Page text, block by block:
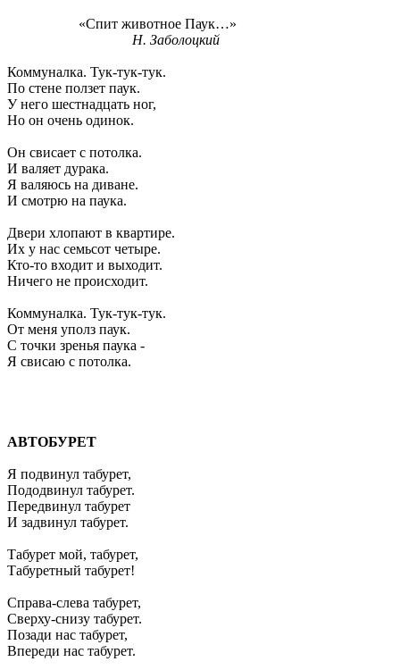
«Спит животное Паук…»
Н. Заболоцкий
Коммуналка. Тук-тук-тук.
По стене ползет паук.
У него шестнадцать ног,
Но он очень одинок.
Он свисает с потолка.
И валяет дурака.
Я валяюсь на диване.
И смотрю на паука.
Двери хлопают в квартире.
Их у нас семьсот четыре.
Кто-то входит и выходит.
Ничего не происходит.
Коммуналка. Тук-тук-тук.
От меня уполз паук.
С точки зренья паука -
Я свисаю с потолка.
АВТОБУРЕТ
Я подвинул табурет,
Пододвинул табурет.
Передвинул табурет
И задвинул табурет.
Табурет мой, табурет,
Табуретный табурет!
Справа-слева табурет,
Сверху-снизу табурет.
Позади нас табурет,
Впереди нас табурет.